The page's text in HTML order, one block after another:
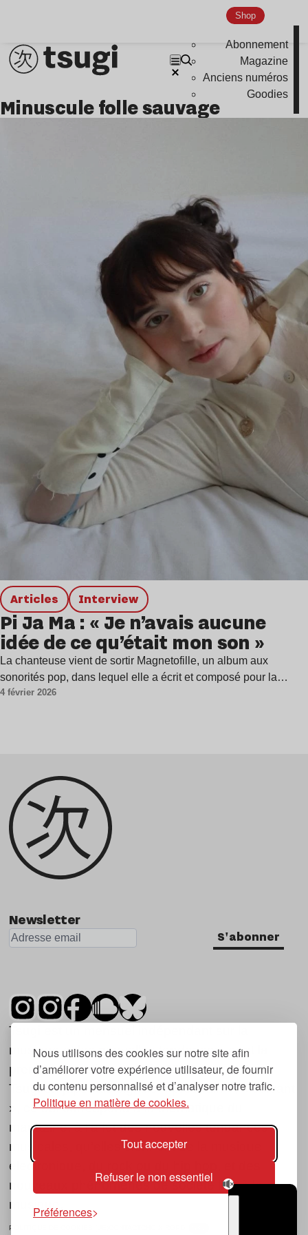
Nous utilisons des cookies sur notre site afin
d’améliorer votre expérience utilisateur, de fournir
du contenu personnalisé et d’analyser notre trafic.
Politique en matière de cookies.
Tout accepter
Refuser le non essentiel
Préférences
Shop
Abonnement
Magazine
Anciens numéros
Goodies
minuscule folle sauvage
Articles interview
Pi Ja Ma : « Je n’avais aucune
idée de ce qu’était mon son »
La chanteuse vient de sortir Magnetofille, un album aux
sonorités pop, dans lequel elle a écrit et composé pour la…
4 février 2026
Newsletter
S'abonner
Tsugi est un mensuel indépendant sur la
musique et les nouvelles tendances, dont la
première parution date de 2007.
Tsugi en japonais signifie « prochain », « suivant
», ce qui correspond à la thématique du
magazine, à l’affût des nouvelles tendances
musicales, qu’elles viennent de la musique
électronique, du rock ou du hip hop, et des
nouveaux phénomènes de société liés à la
musique.
POLITIQUE DE COOKIES (UE)